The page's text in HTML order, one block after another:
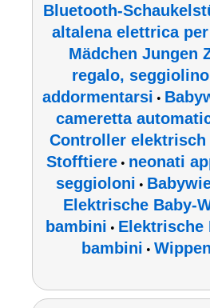
Bluetooth-
altalena elettrica
Mädchen Jungen
regalo,
addormentarsi •
cameretta
Controller elektrisch
Stofftiere • neonati
seggioloni •
Elektrische Baby-
bambini • Elektrische
bambini •